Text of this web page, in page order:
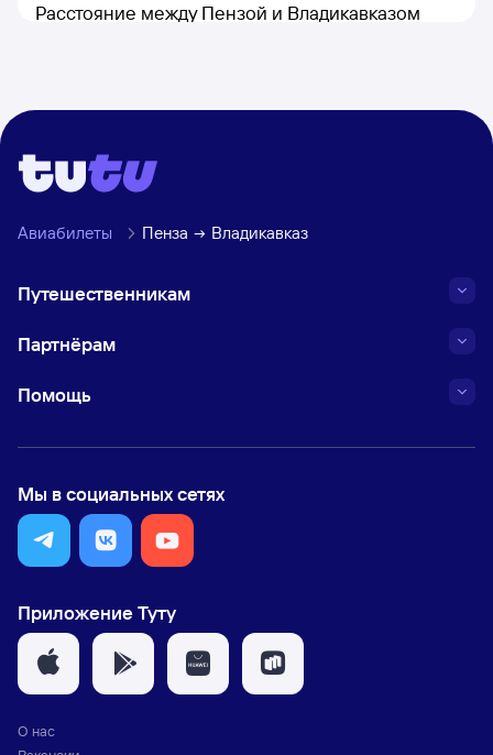
Расстояние между Пензой и Владикавказом
Авиабилеты Пенза Владикавказ
Путешественникам
Партнёрам
Помощь
Мы в социальных сетях
Приложение Туту
О нас